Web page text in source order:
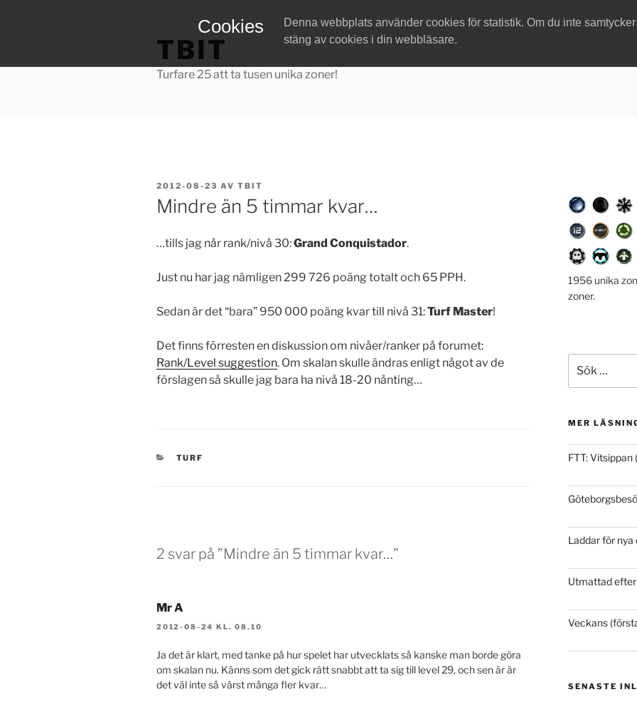
Cookies
Denna webbplats använder cookies för statistik. Om du inte
stäng av cookies i din webbläsare.
TBIT
Turfare 25 att ta tusen unika zoner!
PUBLICERAT
2012-08-23 AV TBIT
Mindre än 5 timmar kvar…
…tills jag når rank/nivå 30:Grand Conquistador.
Just nu har jag nämligen 299 726 poäng totalt och 65 PPH.
Sedan är det “bara” 950 000 poäng kvar till nivå 31:Turf Master!
Det finns förresten en diskussion om nivåer/ranker på forumet:
Rank/Level suggestion. Om skalan skulle ändras enligt något av de
förslagen så skulle jag bara ha nivå 18-20 nånting…
KATEGORIER
TURF
2 svar på ”Mindre än 5 timmar kvar…”
Mr A
2012-08-24 KL. 08.10
Ja det är klart, med tanke på hur spelet har utvecklats så kanske man borde göra
om skalan nu. Känns som det gick rätt snabbt att ta sig till level 29, och sen är är
det väl inte så värst många fler kvar…
1956 unika
zoner.
efter:
MER
FTT: Vitsippan
Laddar för nya
Utmattad efter
Veckans
SENASTE